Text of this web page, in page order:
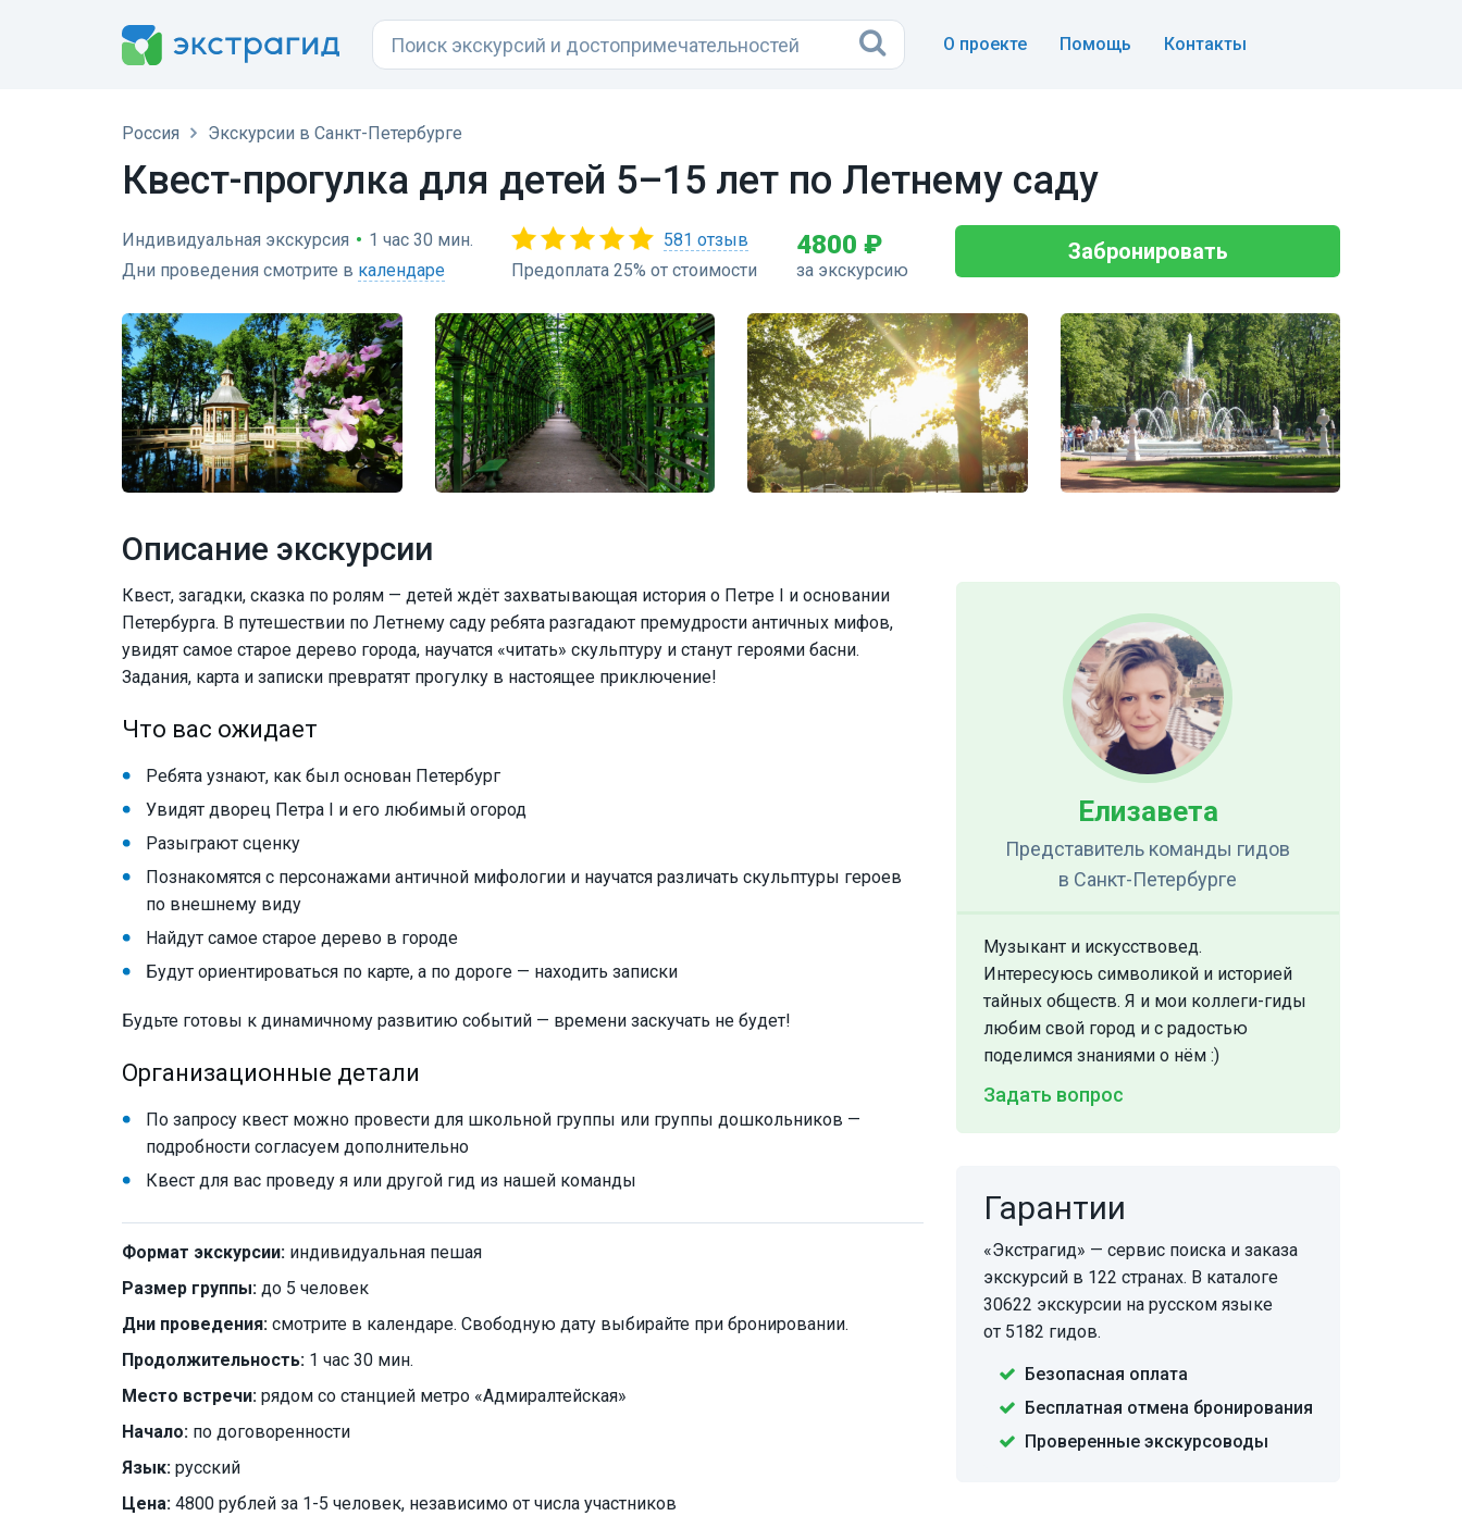
О проекте Помощь Контакты
Россия Экскурсии в Санкт-Петербурге
Квест-прогулка для детей 5–15 лет по Летнему саду
Индивидуальная экскурсия • 1 час 30 мин.
Дни проведения смотрите в календаре
581 отзыв
Предоплата 25% от стоимости
4800 ₽
за экскурсию
Забронировать
Описание экскурсии
Квест, загадки, сказка по ролям — детей ждёт захватывающая история о Петре I и основании
Петербурга. В путешествии по Летнему саду ребята разгадают премудрости античных мифов,
увидят самое старое дерево города, научатся «читать» скульптуру и станут героями басни.
Задания, карта и записки превратят прогулку в настоящее приключение!
Что вас ожидает
Ребята узнают, как был основан Петербург
Увидят дворец Петра I и его любимый огород
Разыграют сценку
Познакомятся с персонажами античной мифологии и научатся различать скульптуры героев
по внешнему виду
Найдут самое старое дерево в городе
Будут ориентироваться по карте, а по дороге — находить записки
Будьте готовы к динамичному развитию событий — времени заскучать не будет!
Организационные детали
По запросу квест можно провести для школьной группы или группы дошкольников —
подробности согласуем дополнительно
Квест для вас проведу я или другой гид из нашей команды
Формат экскурсии: индивидуальная пешая
Размер группы: до 5 человек
Дни проведения: смотрите в календаре. Свободную дату выбирайте при бронировании.
Продолжительность: 1 час 30 мин.
Место встречи: рядом со станцией метро «Адмиралтейская»
Начало: по договоренности
Язык: русский
Цена: 4800 рублей за 1-5 человек, независимо от числа участников
Елизавета
Представитель команды гидов
в Санкт-Петербурге
Музыкант и искусствовед.
Интересуюсь символикой и историей
тайных обществ. Я и мои коллеги-гиды
любим свой город и с радостью
поделимся знаниями о нём :)
Задать вопрос
Гарантии
«Экстрагид» — сервис поиска и заказа
экскурсий в 122 странах. В каталоге
30622 экскурсии на русском языке
от 5182 гидов.
Безопасная оплата
Бесплатная отмена бронирования
Проверенные экскурсоводы